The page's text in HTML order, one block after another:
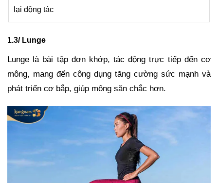
lại động tác
1.3/ Lunge
Lunge là bài tập đơn khớp, tác động trực tiếp đến cơ
mông, mang đến công dụng tăng cường sức mạnh và
phát triển cơ bắp, giúp mông săn chắc hơn.